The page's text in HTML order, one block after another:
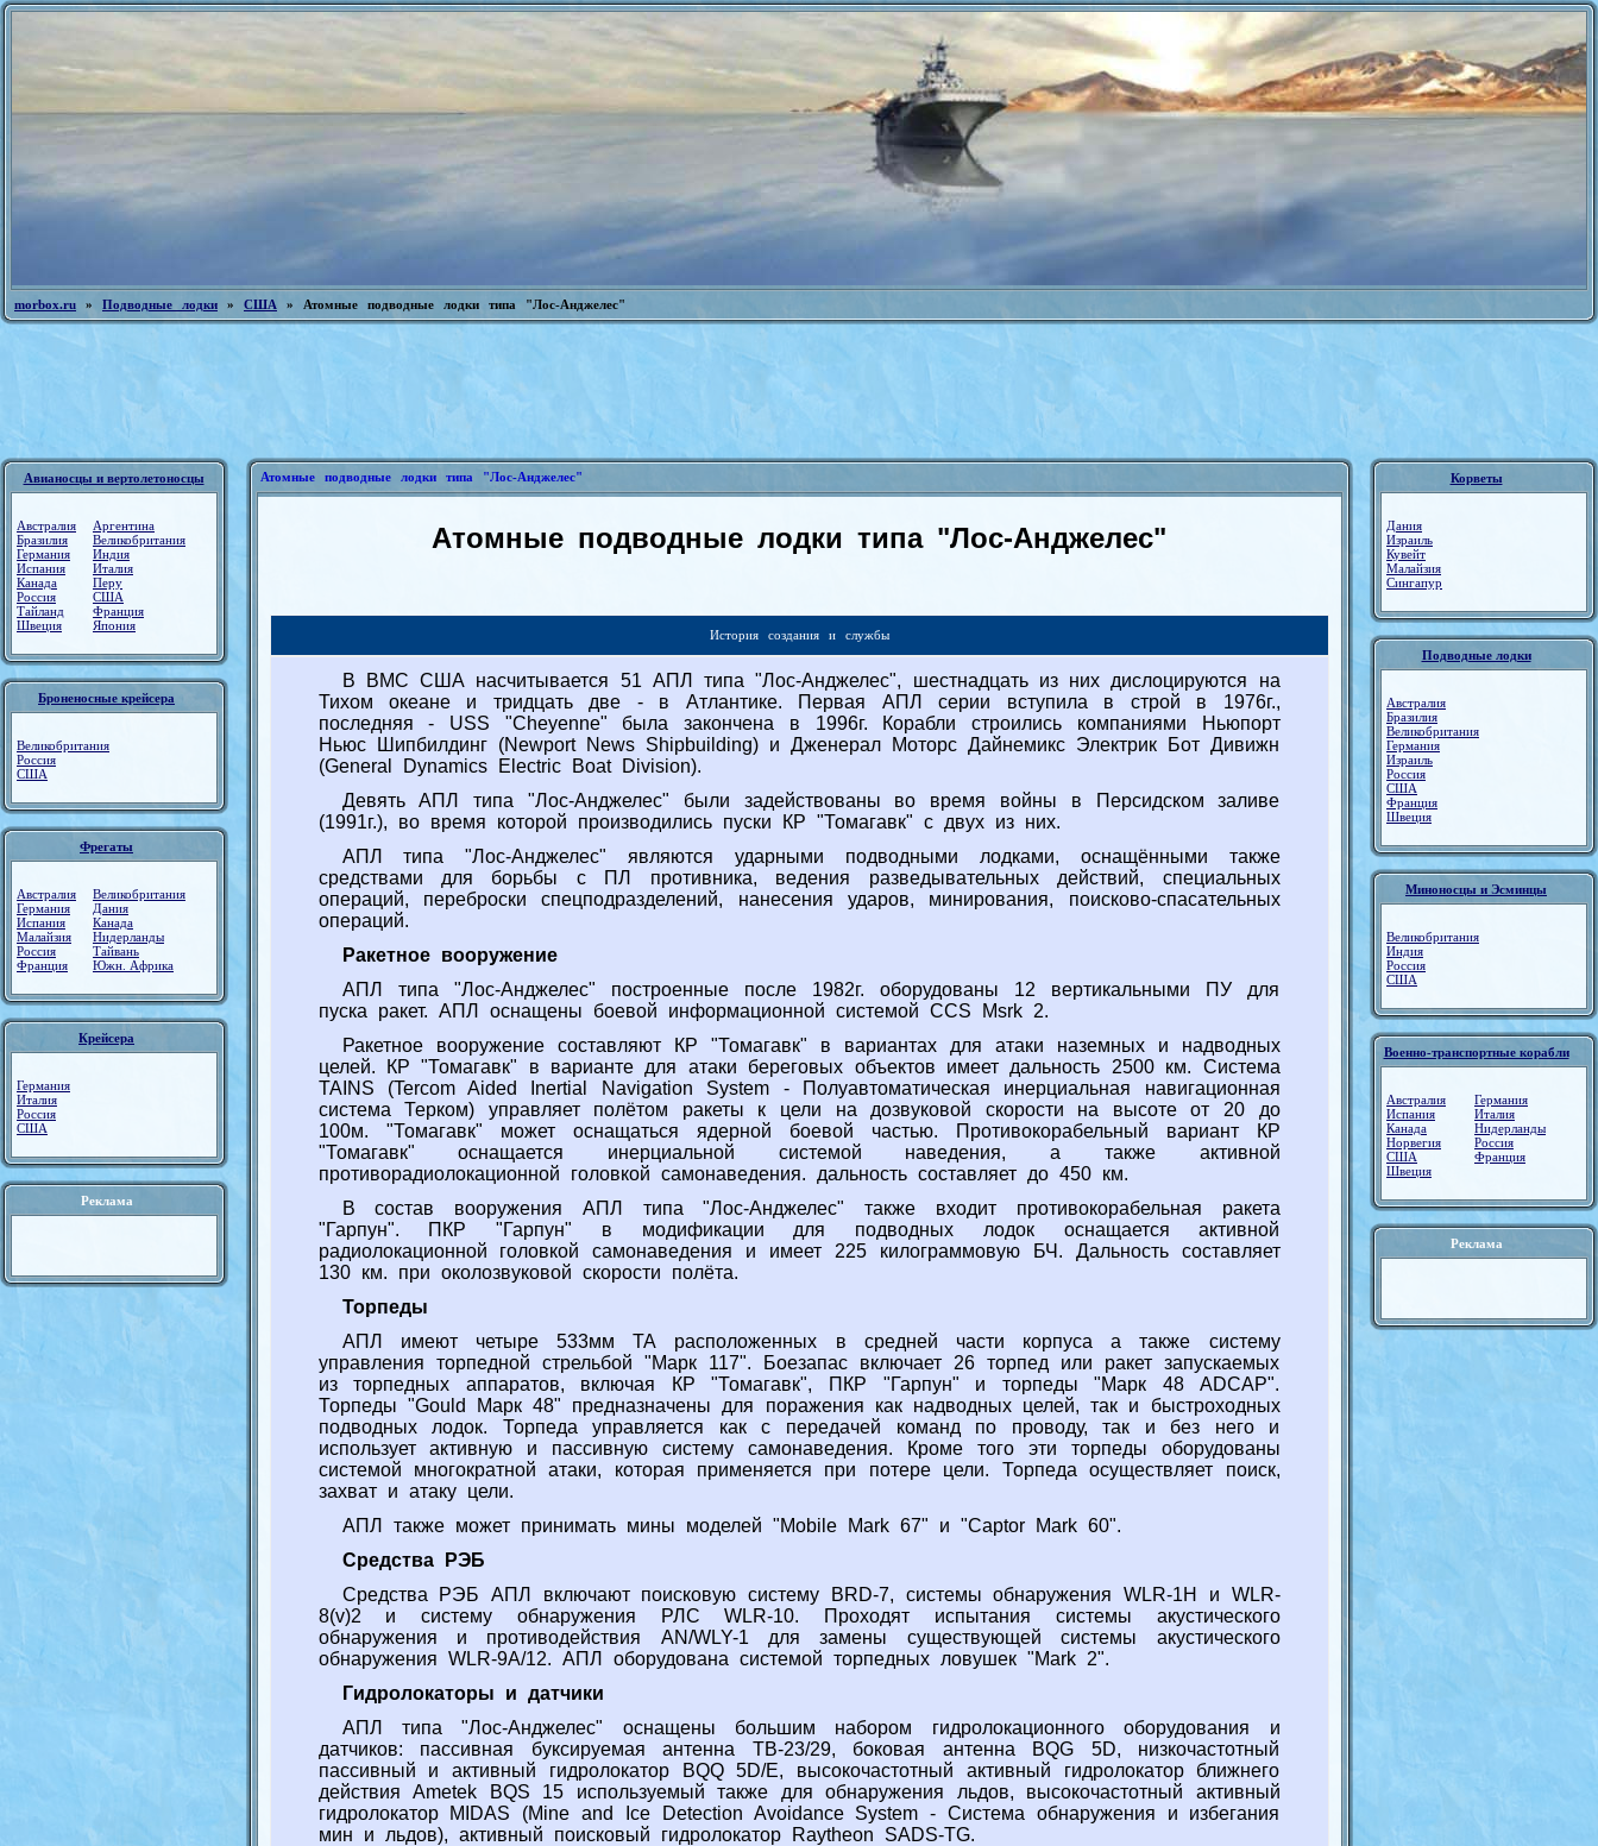
morbox.ru » Подводные лодки » США » Атомные подводные лодки типа "Лос-Анджелес"
Авианосцы и вертолетоносцы
Австралия
Бразилия
Германия
Испания
Канада
Россия
Тайланд
Швеция
Аргентина
Великобритания
Индия
Италия
Перу
США
Франция
Япония
Броненосные крейсера
Великобритания
Россия
США
Фрегаты
Австралия
Германия
Испания
Малайзия
Россия
Франция
Великобритания
Дания
Канада
Нидерланды
Тайвань
Южн. Африка
Крейсера
Германия
Италия
Россия
США
Реклама
Атомные подводные лодки типа "Лос-Анджелес"
Атомные подводные лодки типа "Лос-Анджелес"
История создания и службы
В ВМС США насчитывается 51 АПЛ типа "Лос-Анджелес", шестнадцать из них дислоцируются на
Тихом океане и тридцать две - в Атлантике. Первая АПЛ серии вступила в строй в 1976г.,
последняя - USS "Cheyennе" была закончена в 1996г. Корабли строились компаниями Ньюпорт
Ньюс Шипбилдинг (Newport News Shipbuilding) и Дженерал Моторс Дайнемикс Электрик Бот Дивижн
(General Dynamics Electric Boat Division).
Девять АПЛ типа "Лос-Анджелес" были задействованы во время войны в Персидском заливе
(1991г.), во время которой производились пуски КР "Томагавк" с двух из них.
АПЛ типа "Лос-Анджелес" являются ударными подводными лодками, оснащёнными также
средствами для борьбы с ПЛ противника, ведения разведывательных действий, специальных
операций, переброски спецподразделений, нанесения ударов, минирования, поисково-спасательных
операций.
Ракетное вооружение
АПЛ типа "Лос-Анджелес" построенные после 1982г. оборудованы 12 вертикальными ПУ для
пуска ракет. АПЛ оснащены боевой информационной системой CCS Msrk 2.
Ракетное вооружение составляют КР "Томагавк" в вариантах для атаки наземных и надводных
целей. КР "Томагавк" в варианте для атаки береговых объектов имеет дальность 2500 км. Система
TAINS (Tercom Aided Inertial Navigation System - Полуавтоматическая инерциальная навигационная
система Терком) управляет полётом ракеты к цели на дозвуковой скорости на высоте от 20 до
100м. "Томагавк" может оснащаться ядерной боевой частью. Противокорабельный вариант КР
"Томагавк" оснащается инерциальной системой наведения, а также активной
противорадиолокационной головкой самонаведения. дальность составляет до 450 км.
В состав вооружения АПЛ типа "Лос-Анджелес" также входит противокорабельная ракета
"Гарпун". ПКР "Гарпун" в модификации для подводных лодок оснащается активной
радиолокационной головкой самонаведения и имеет 225 килограммовую БЧ. Дальность составляет
130 км. при околозвуковой скорости полёта.
Торпеды
АПЛ имеют четыре 533мм ТА расположенных в средней части корпуса а также систему
управления торпедной стрельбой "Марк 117". Боезапас включает 26 торпед или ракет запускаемых
из торпедных аппаратов, включая КР "Томагавк", ПКР "Гарпун" и торпеды "Марк 48 ADCAP".
Торпеды "Gould Марк 48" предназначены для поражения как надводных целей, так и быстроходных
подводных лодок. Торпеда управляется как с передачей команд по проводу, так и без него и
использует активную и пассивную систему самонаведения. Кроме того эти торпеды оборудованы
системой многократной атаки, которая применяется при потере цели. Торпеда осуществляет поиск,
захват и атаку цели.
АПЛ также может принимать мины моделей "Mobile Mark 67" и "Captor Mark 60".
Средства РЭБ
Средства РЭБ АПЛ включают поисковую систему BRD-7, системы обнаружения WLR-1H и WLR-
8(v)2 и систему обнаружения РЛС WLR-10. Проходят испытания системы акустического
обнаружения и противодействия AN/WLY-1 для замены существующей системы акустического
обнаружения WLR-9A/12. АПЛ оборудована системой торпедных ловушек "Mark 2".
Гидролокаторы и датчики
АПЛ типа "Лос-Анджелес" оснащены большим набором гидролокационного оборудования и
датчиков: пассивная буксируемая антенна ТВ-23/29, боковая антенна BQG 5D, низкочастотный
пассивный и активный гидролокатор BQQ 5D/E, высокочастотный активный гидролокатор ближнего
действия Ametek BQS 15 используемый также для обнаружения льдов, высокочастотный активный
гидролокатор MIDAS (Mine and Ice Detection Avoidance System - Система обнаружения и избегания
мин и льдов), активный поисковый гидролокатор Raytheon SADS-TG.
Корветы
Дания
Израиль
Кувейт
Малайзия
Сингапур
Подводные лодки
Австралия
Бразилия
Великобритания
Германия
Израиль
Россия
США
Франция
Швеция
Миноносцы и Эсминцы
Великобритания
Индия
Россия
США
Военно-транспортные корабли
Австралия
Испания
Канада
Норвегия
США
Швеция
Германия
Италия
Нидерланды
Россия
Франция
Реклама